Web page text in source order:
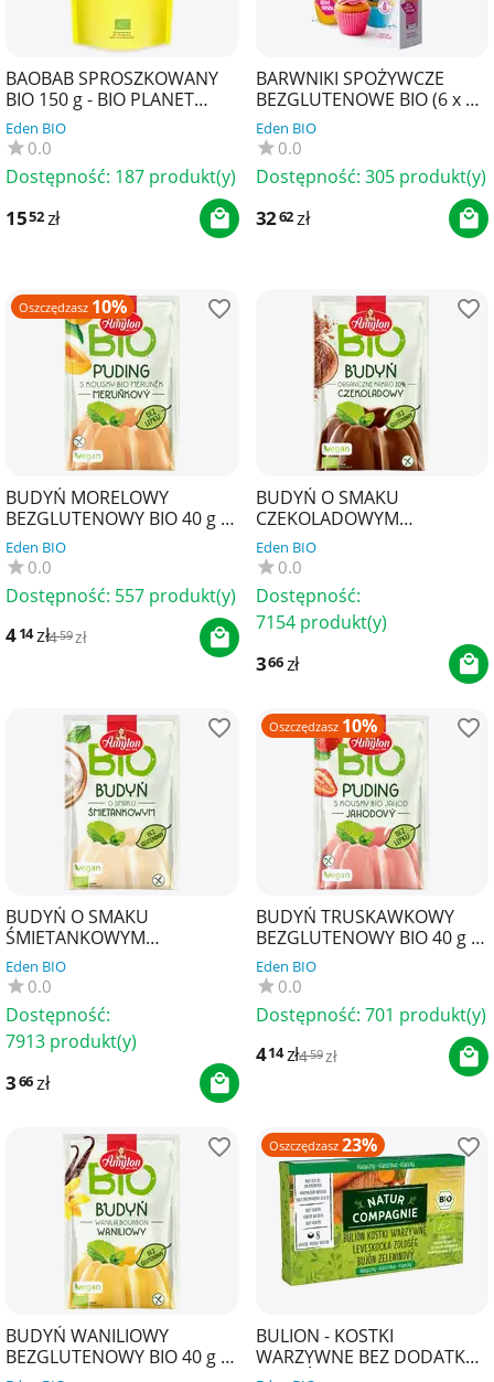
BAOBAB SPROSZKOWANY
BIO 150 g - BIO PLANET
SUPERFOODS
Eden BIO
0.0
Dostępność: 187 produkt(y)
1552zł
BARWNIKI SPOŻYWCZE
BEZGLUTENOWE BIO (6 x 8
g) 48 g - BIOVEGAN
Eden BIO
0.0
Dostępność: 305 produkt(y)
3262zł
Oszczędzasz 10%
BUDYŃ MORELOWY
BEZGLUTENOWY BIO 40 g -
AMYLON
Eden BIO
0.0
Dostępność: 557 produkt(y)
414zł459zł
BUDYŃ O SMAKU
CZEKOLADOWYM
BEZGLUTENOWY BIO 40 g -
AMYLON
Eden BIO
0.0
Dostępność:
7154 produkt(y)
366zł
BUDYŃ O SMAKU
ŚMIETANKOWYM
BEZGLUTENOWY BIO 40 g -
AMYLON
Eden BIO
0.0
Dostępność:
7913 produkt(y)
366zł
Oszczędzasz 10%
BUDYŃ TRUSKAWKOWY
BEZGLUTENOWY BIO 40 g -
AMYLON
Eden BIO
0.0
Dostępność: 701 produkt(y)
414zł459 zł
BUDYŃ WANILIOWY
BEZGLUTENOWY BIO 40 g -
Oszczędzasz 23%
BULION - KOSTKI
WARZYWNE BEZ DODATKU